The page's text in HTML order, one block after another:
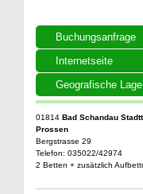
Buchungsanfrage
Internetseite
Geografische Lage
01814 Bad Schandau
Prossen
Bergstrasse 29
Telefon: 035022/42974
2 Betten + zusätzlich